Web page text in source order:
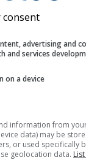
advertising and
and services
on a device
information from
data) may be
or used specifically
geolocation data.